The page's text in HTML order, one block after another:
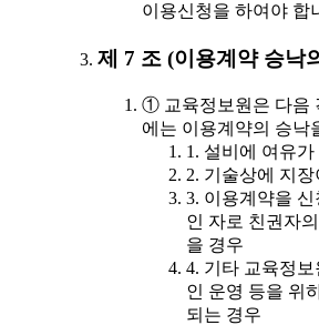
이용신청을 하여야 합
제 7 조 (이용계약 승낙
① 교육정보원은 다음
에는 이용계약의 승낙
1. 설비에 여유
2. 기술상에 지
3. 이용계약을
인 자로 친권자
을 경우
4. 기타 교육정
인 운영 등을 위
되는 경우